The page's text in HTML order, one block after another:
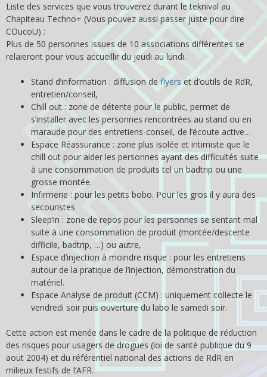
Liste des services que vous trouverez durant le teknival au
Chapiteau Techno+ (Vous pouvez aussi passer juste pour dire
COucoU) :
Plus de 50 personnes issues de 10 associations différentes se
relaieront pour vous accueillir du jeudi au lundi.
Stand d’information : diffusion deflyerset d’outils de RdR,
entretien/conseil,
Chill out : zone de détente pour le public, permet de
s’installer avec les personnes rencontrées au stand ou en
maraude pour des entretiens-conseil, de l’écoute active…
Espace Réassurance : zone plus isolée et intimiste que le
chill out pour aider les personnes ayant des difficultés suite
à une consommation de produits tel un badtrip ou une
grosse montée.
Infirmerie : pour les petits bobo. Pour les gros il y aura des
secouristes
Sleep’in : zone de repos pour les personnes se sentant mal
suite à une consommation de produit (montée/descente
difficile, badtrip, …) ou autre,
Espace d’injection à moindre risque : pour les entretiens
autour de la pratique de l’injection, démonstration du
matériel.
Espace Analyse de produit (CCM) : uniquement collecte le
vendredi soir puis ouverture du labo le samedi soir.
Cette action est menée dans le cadre de la politique de réduction
des risques pour usagers de drogues (loi de santé publique du 9
aout 2004) et du référentiel national des actions de RdR en
milieux festifs de l’AFR.